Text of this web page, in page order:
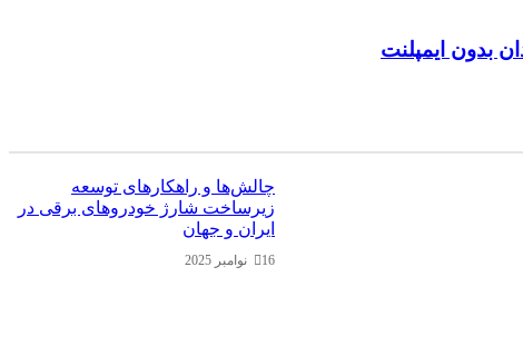
بدون ایمپلنت
چالش‌ها و راهکارهای توسعه
زیرساخت شارژ خودروهای برقی در
ایران و جهان
16 نوامبر 2025